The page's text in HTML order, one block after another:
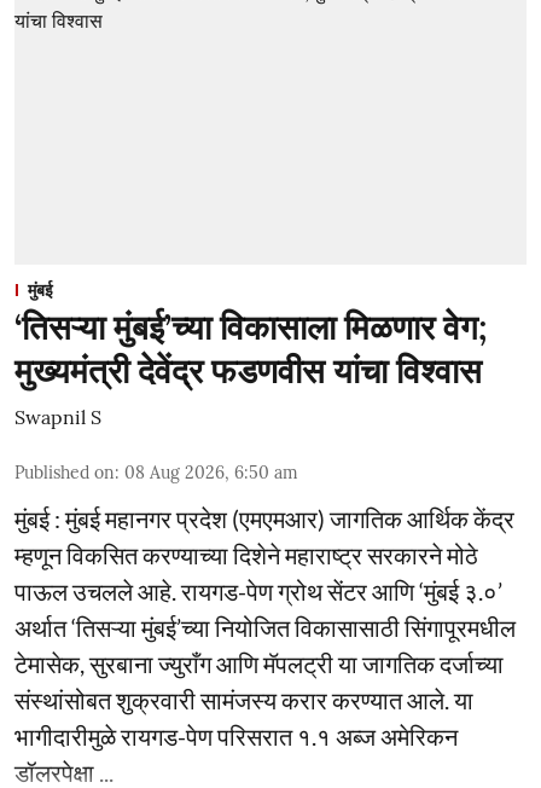
मुंबई
‘तिसऱ्या मुंबई’च्या विकासाला मिळणार वेग;
मुख्यमंत्री देवेंद्र फडणवीस यांचा विश्वास
Swapnil S
Published on: 08 Aug 2026, 6:50 am
मुंबई : मुंबई महानगर प्रदेश (एमएमआर) जागतिक आर्थिक केंद्र
म्हणून विकसित करण्याच्या दिशेने महाराष्ट्र सरकारने मोठे
पाऊल उचलले आहे. रायगड-पेण ग्रोथ सेंटर आणि ‘मुंबई ३.०’
अर्थात ‘तिसऱ्या मुंबई’च्या नियोजित विकासासाठी सिंगापूरमधील
टेमासेक, सुरबाना ज्युराँग आणि मॅपलट्री या जागतिक दर्जाच्या
संस्थांसोबत शुक्रवारी सामंजस्य करार करण्यात आले. या
भागीदारीमुळे रायगड-पेण परिसरात १.१ अब्ज अमेरिकन
डॉलरपेक्षा ...